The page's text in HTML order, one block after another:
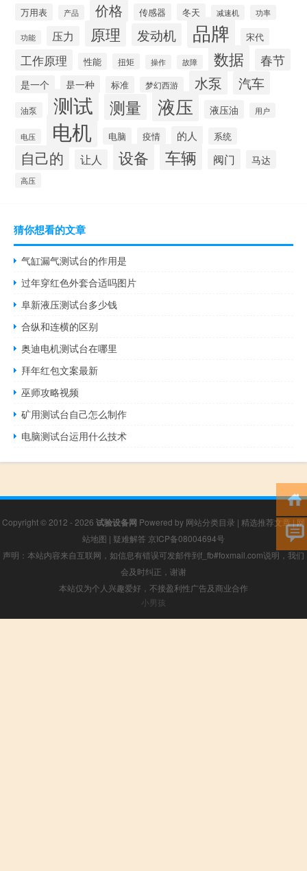
万用表 产品 价格 传感器 冬天 减速机 功率
功能 压力 原理 发动机 品牌 宋代
工作原理 性能 扭矩 操作 故障 数据 春节
是一个 是一种 标准 梦幻西游 水泵 汽车
油泵 测试 测量 液压 液压油 用户
电压 电机 电脑 疫情 的人 系统
自己的 让人 设备 车辆 阀门 马达
高压
猜你想看的文章
气缸漏气测试台的作用是
过年穿红色外套合适吗图片
阜新液压测试台多少钱
合纵和连横的区别
奥迪电机测试台在哪里
拜年红包文案最新
巫师攻略视频
矿用测试台自己怎么制作
电脑测试台运用什么技术
Copyright © 2012 - 2026 试验设备网 Powered by 网站分类目录 | 精选推荐文章|网
站地图 | 疑难解答 京ICP备08004694号
声明：本站内容来自互联网，如信息有错误可发邮件到f_fb#foxmail.com说明，我们
会及时纠正，谢谢
本站仅为个人兴趣爱好，不接盈利性广告及商业合作
小男孩